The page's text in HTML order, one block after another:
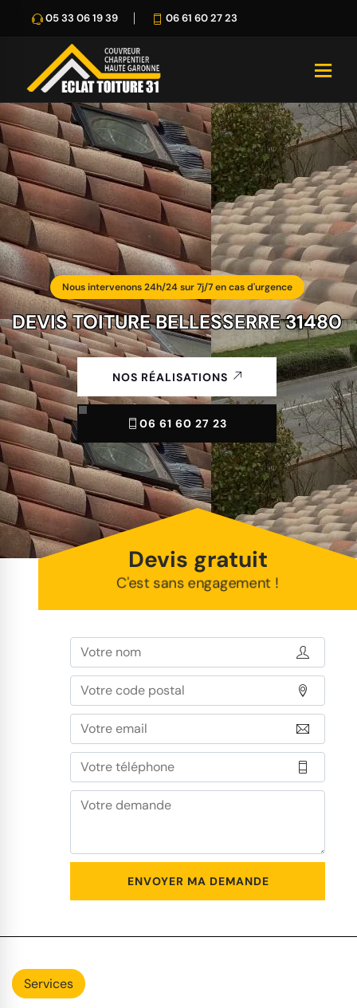
05 33 06 19 39 06 61 60 27 23
Nous intervenons 24h/24 sur 7j/7 en cas d'urgence
DEVIS TOITURE BELLESSERRE 31480
NOS RÉALISATIONS
06 61 60 27 23
Devis gratuit
C'est sans engagement !
Services